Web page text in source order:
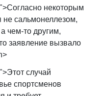
некоторым
не сальмонеллезом,
чем-то другим,
заявление вызвало
случай
спортсменов